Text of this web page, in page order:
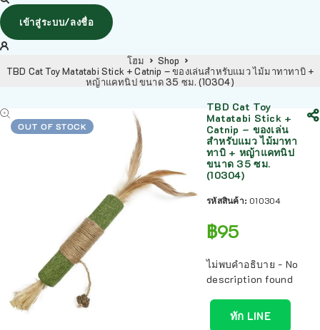
เข้าสู่ระบบ/ลงชื่อ
โฮม
Shop
TBD Cat Toy Matatabi Stick + Catnip – ของเล่นสำหรับแมว ไม้มาทาทาบิ +
หญ้าแคทนิป ขนาด 35 ซม. (10304)
OUT OF STOCK
TBD Cat Toy
Matatabi Stick +
Catnip – ของเล่น
สำหรับแมว ไม้มาทา
ทาบิ + หญ้าแคทนิป
ขนาด 35 ซม.
(10304)
รหัสสินค้า: 010304
฿95
ไม่พบคำอธิบาย - No
description found
ทัก LINE